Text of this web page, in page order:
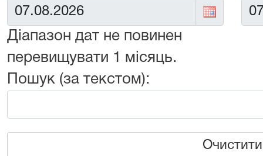
Від:
Діапазон дат не повинен
перевищувати 1 місяць.
До:
Пошук (за текстом):
Очистити